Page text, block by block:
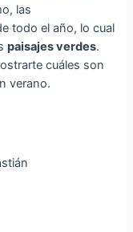
las
todo el año, lo cual
paisajes verdes.
cuáles son
verano.